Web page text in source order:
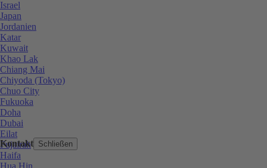
Kontakt Schließen
Israel
Japan
Jordanien
Katar
Kuwait
Khao Lak
Chiang Mai
Chiyoda (Tokyo)
Chuo City
Fukuoka
Doha
Dubai
Eilat
Fujairah
Haifa
Hua Hin